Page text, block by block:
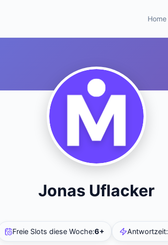
Home
Jonas Uflacker
Freie Slots diese Woche:6+ Antwortzeit: